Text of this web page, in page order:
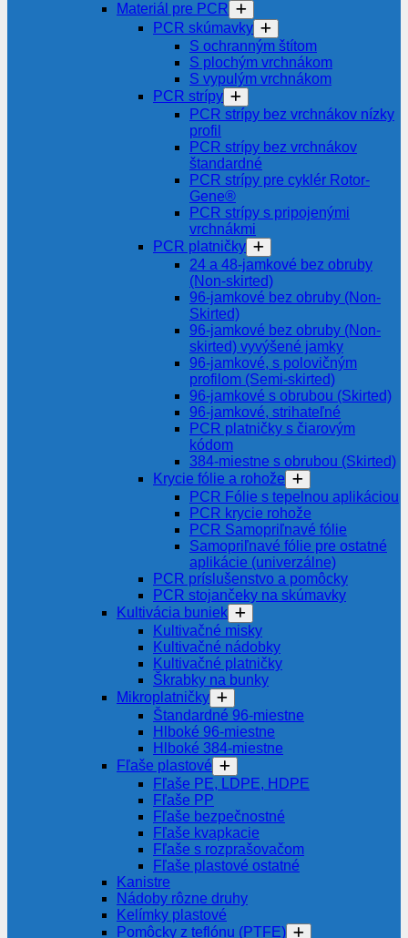
Materiál pre PCR
PCR skúmavky
S ochranným štítom
S plochým vrchnákom
S vypulým vrchnákom
PCR strípy
PCR strípy bez vrchnákov nízky
profil
PCR strípy bez vrchnákov
štandardné
PCR strípy pre cyklér Rotor-
Gene®
PCR strípy s pripojenými
vrchnákmi
PCR platničky
24 a 48-jamkové bez obruby
(Non-skirted)
96-jamkové bez obruby (Non-
Skirted)
96-jamkové bez obruby (Non-
skirted) vyvýšené jamky
96-jamkové, s polovičným
profilom (Semi-skirted)
96-jamkové s obrubou (Skirted)
96-jamkové, strihateľné
PCR platničky s čiarovým
kódom
384-miestne s obrubou (Skirted)
Krycie fólie a rohože
PCR Fólie s tepelnou aplikáciou
PCR krycie rohože
PCR Samopriľnavé fólie
Samopriľnavé fólie pre ostatné
aplikácie (univerzálne)
PCR príslušenstvo a pomôcky
PCR stojančeky na skúmavky
Kultivácia buniek
Kultivačné misky
Kultivačné nádobky
Kultivačné platničky
Škrabky na bunky
Mikroplatničky
Štandardné 96-miestne
Hlboké 96-miestne
Hlboké 384-miestne
Fľaše plastové
Fľaše PE, LDPE, HDPE
Fľaše PP
Fľaše bezpečnostné
Fľaše kvapkacie
Fľaše s rozprašovačom
Fľaše plastové ostatné
Kanistre
Nádoby rôzne druhy
Kelímky plastové
Pomôcky z teflónu (PTFE)